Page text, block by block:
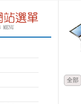
全部